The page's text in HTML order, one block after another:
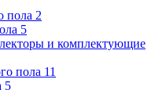
пола 2
5
и комплектующие
пола 11
5